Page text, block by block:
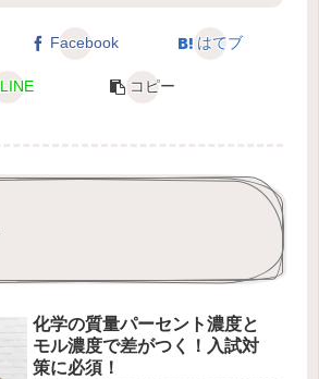
Facebook はてブ
LINE コピー
化学の質量パーセント濃度と
モル濃度で差がつく！入試対
策に必須！